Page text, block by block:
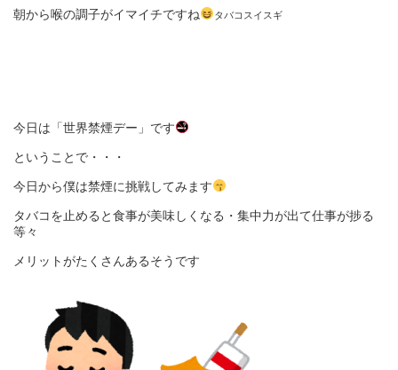
朝から喉の調子がイマイチですね タバコスイスギ
今日は「世界禁煙デー」です
ということで・・・
今日から僕は禁煙に挑戦してみます
タバコを止めると食事が美味しくなる・集中力が出て仕事が捗る
等々
メリットがたくさんあるそうです